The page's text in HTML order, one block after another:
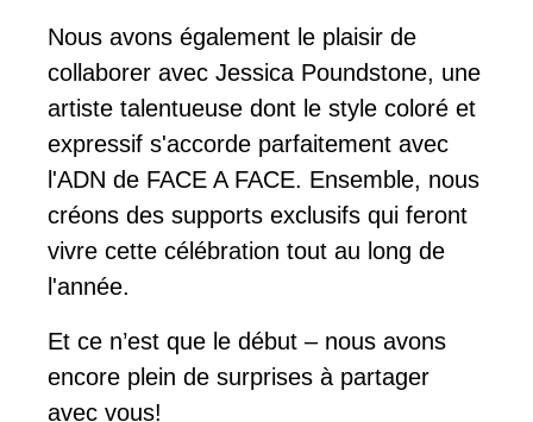
Nous avons également le plaisir de
collaborer avec Jessica Poundstone, une
artiste talentueuse dont le style coloré et
expressif s'accorde parfaitement avec
l'ADN de FACE A FACE. Ensemble, nous
créons des supports exclusifs qui feront
vivre cette célébration tout au long de
l'année.
Et ce n’est que le début – nous avons
encore plein de surprises à partager
avec vous!